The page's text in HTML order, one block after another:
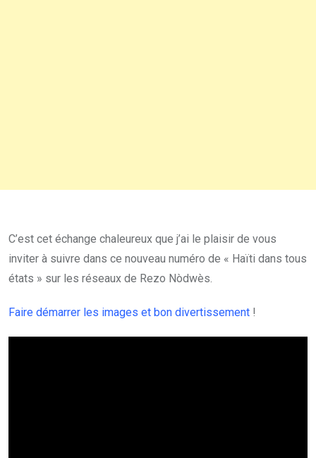
C’est cet échange chaleureux que j’ai le plaisir de vous
inviter à suivre dans ce nouveau numéro de « Haïti dans tous
états » sur les réseaux de Rezo Nòdwès.
Faire démarrer les images et bon divertissement !